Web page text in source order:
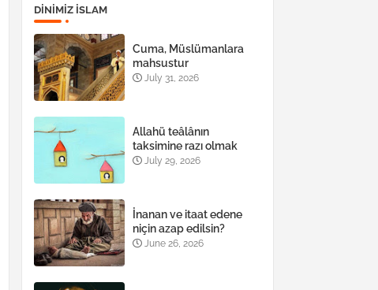
DINIMIZ ISLAM
Cuma, Müslümanlara
mahsustur
July 31, 2026
Allahü teâlânın
taksimine razı olmak
July 29, 2026
İnanan ve itaat edene
niçin azap edilsin?
June 26, 2026